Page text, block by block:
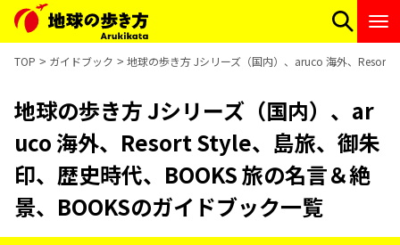
TOP ガイドブック 地球の歩き方 Jシリーズ（国内）、aruco 海外、Resort
地球の歩き方 Jシリーズ（国内）、ar
uco 海外、Resort Style、島旅、御朱
印、歴史時代、BOOKS 旅の名言＆絶
景、BOOKSのガイドブック一覧